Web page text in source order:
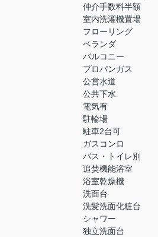
仲介手数料半額
室内洗濯機置場
フローリング
ベランダ
バルコニー
プロパンガス
公営水道
公共下水
電気有
駐輪場
駐車2台可
ガスコンロ
バス・トイレ別
追焚機能浴室
浴室乾燥機
洗面台
洗髪洗面化粧台
シャワー
独立洗面台